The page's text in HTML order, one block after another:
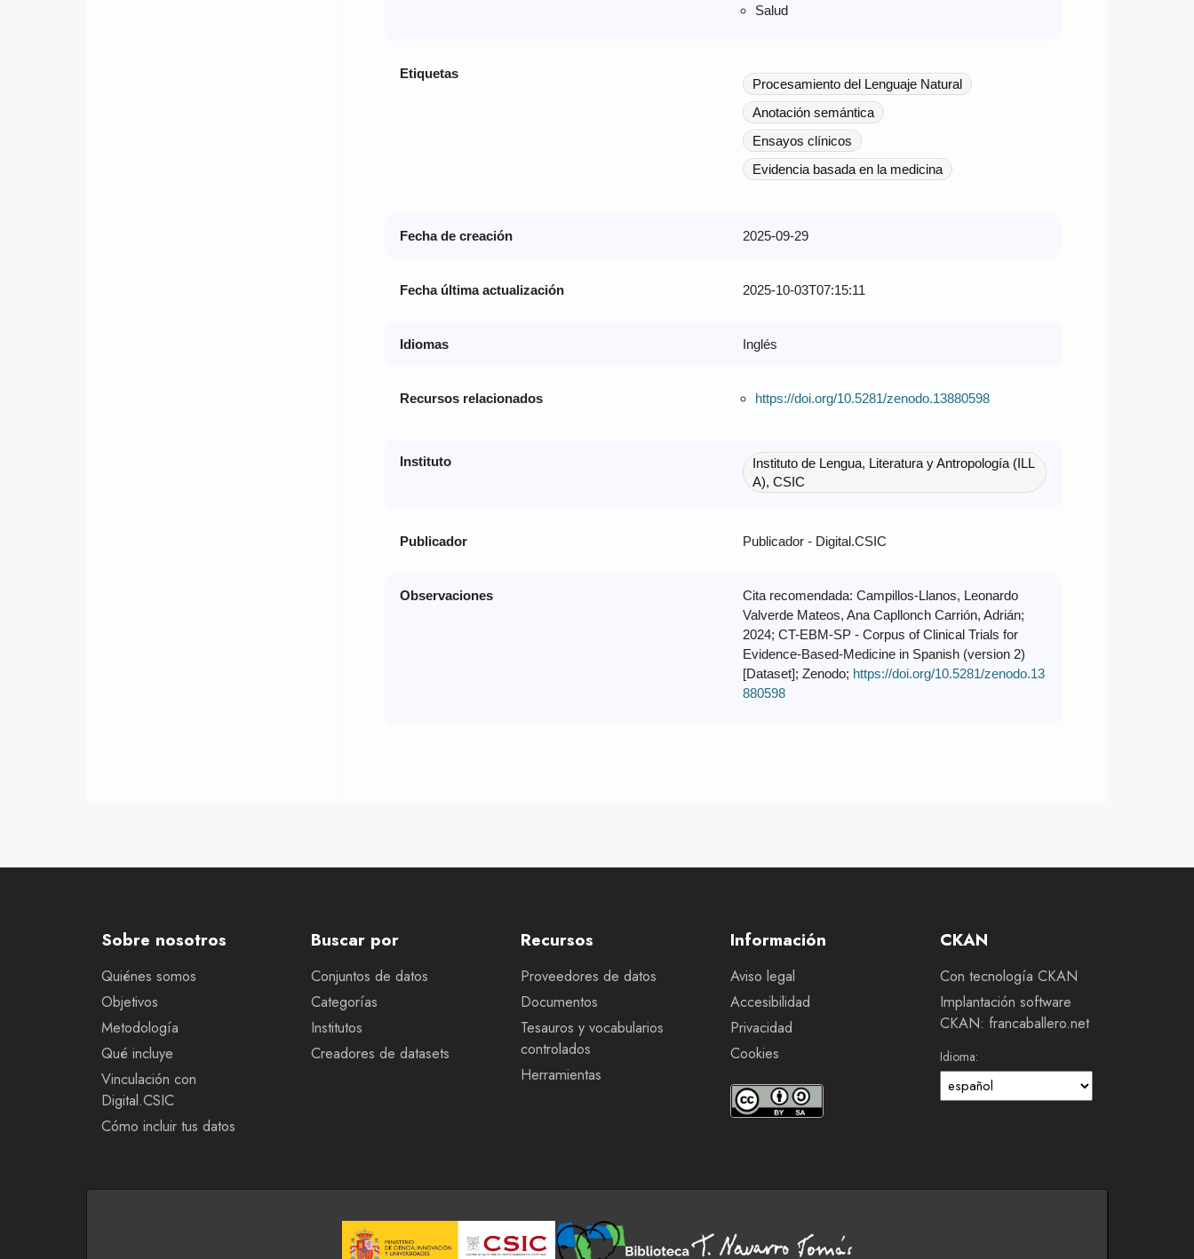
Salud
Etiquetas
Procesamiento del Lenguaje Natural
Anotación semántica
Ensayos clínicos
Evidencia basada en la medicina
Fecha de creación 2025-09-29
Fecha última actualización 2025-10-03T07:15:11
Idiomas Inglés
Recursos relacionados https://doi.org/10.5281/zenodo.13880598
Instituto
Instituto de Lengua, Literatura y Antropología (ILL
A), CSIC
Publicador Publicador - Digital.CSIC
Observaciones
Cita recomendada: Campillos-Llanos, Leonardo
Valverde Mateos, Ana Capllonch Carrión, Adrián;
2024; CT-EBM-SP - Corpus of Clinical Trials for
Evidence-Based-Medicine in Spanish (version 2)
[Dataset]; Zenodo; https://doi.org/10.5281/zenodo.13
880598
Sobre nosotros
Quiénes somos
Objetivos
Metodología
Qué incluye
Vinculación con
Digital.CSIC
Cómo incluir tus datos
Buscar por
Conjuntos de datos
Categorías
Institutos
Creadores de datasets
Recursos
Proveedores de datos
Documentos
Tesauros y vocabularios
controlados
Herramientas
Información
Aviso legal
Accesibilidad
Privacidad
Cookies
CKAN
Con tecnología CKAN
Implantación software
CKAN: francaballero.net
Idioma